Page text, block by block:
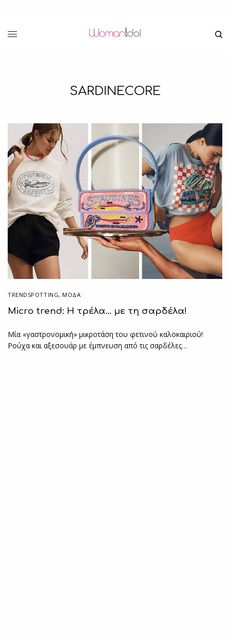
SARDINECORE
TRENDSPOTTING, ΜΟΔΑ
Micro trend: Η τρέλα… με τη σαρδέλα!
Μία «γαστρονομική» μικροτάση του φετινού καλοκαιριού!
Ρούχα και αξεσουάρ με έμπνευση από τις σαρδέλες…